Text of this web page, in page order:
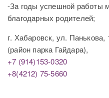
-За годы успешной работы
благодарных родителей;
г. Хабаровск, ул. Панькова,
(район парка Гайдара),
+7 (914)153-0320
+8(4212) 75-5660